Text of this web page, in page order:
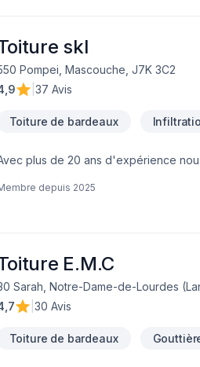
skl
Pompei, Mascouche, J7K 3C2
37 Avis
Toiture de bardeaux
plus de 20 ans d'expérience
depuis 2025
E.M.C
Sarah, Notre-Dame-de-Lourdes
30 Avis
Toiture de bardeaux